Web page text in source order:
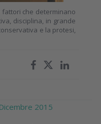
che determinano
disciplina, in grande
e la protesi,
2015